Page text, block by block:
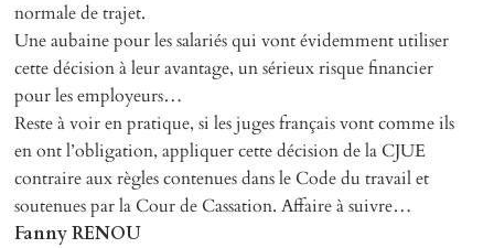
normale de trajet.
Une aubaine pour les salariés qui vont évidemment utiliser
cette décision à leur avantage, un sérieux risque financier
pour les employeurs…
Reste à voir en pratique, si les juges français vont comme ils
en ont l’obligation, appliquer cette décision de la CJUE
contraire aux règles contenues dans le Code du travail et
soutenues par la Cour de Cassation. Affaire à suivre…
Fanny RENOU